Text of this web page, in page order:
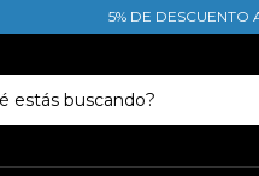
5% DE DESCUENTO